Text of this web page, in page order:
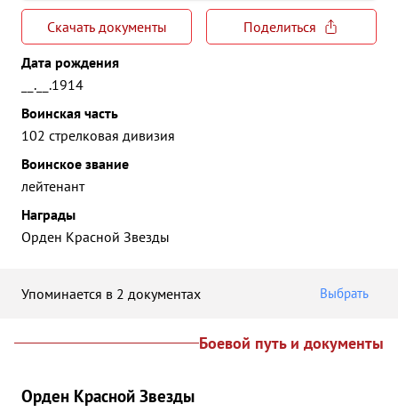
Скачать документы
Поделиться
Дата рождения
__.__.1914
Воинская часть
102 стрелковая дивизия
Воинское звание
лейтенант
Награды
Орден Красной Звезды
Упоминается в 2 документах Выбрать
Боевой путь и документы
Орден Красной Звезды